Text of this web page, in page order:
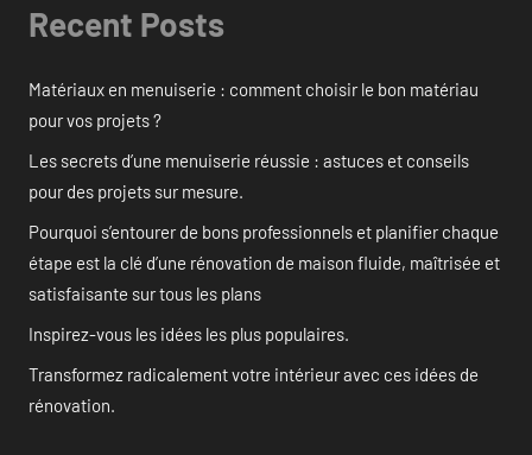
Recent Posts
Matériaux en menuiserie : comment choisir le bon matériau
pour vos projets ?
Les secrets d’une menuiserie réussie : astuces et conseils
pour des projets sur mesure.
Pourquoi s’entourer de bons professionnels et planifier chaque
étape est la clé d’une rénovation de maison fluide, maîtrisée et
satisfaisante sur tous les plans
Inspirez-vous les idées les plus populaires.
Transformez radicalement votre intérieur avec ces idées de
rénovation.